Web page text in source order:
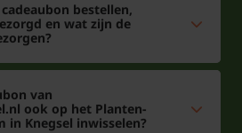
bestellen,
en wat zijn de
van
ook op het Planten-
in Knegsel inwisselen?